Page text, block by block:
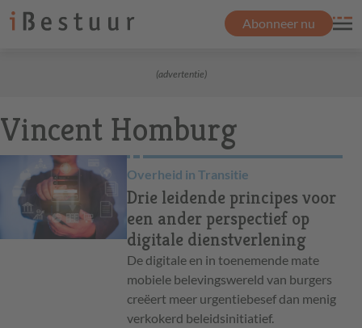
Abonneer nu
(advertentie)
Vincent Homburg
Overheid in Transitie
Drie leidende principes voor
een ander perspectief op
digitale dienstverlening
De digitale en in toenemende mate
mobiele belevingswereld van burgers
creëert meer urgentiebesef dan menig
verkokerd beleidsinitiatief.